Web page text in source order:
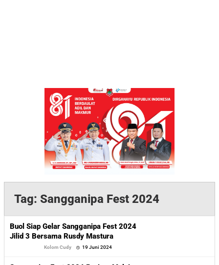
Tag: Sangganipa Fest 2024
Buol Siap Gelar Sangganipa Fest 2024
Jilid 3 Bersama Rusdy Mastura
Kolom Cudy 19 Juni 2024